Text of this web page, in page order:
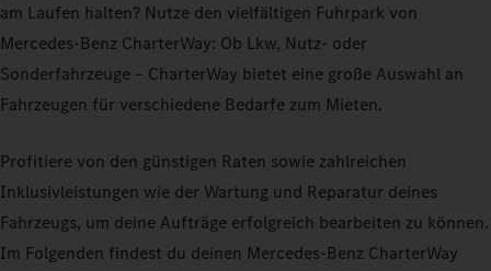
am Laufen halten? Nutze den vielfältigen Fuhrpark von
Mercedes-Benz CharterWay: Ob Lkw, Nutz- oder
Sonderfahrzeuge – CharterWay bietet eine große Auswahl an
Fahrzeugen für verschiedene Bedarfe zum Mieten.
Profitiere von den günstigen Raten sowie zahlreichen
Inklusivleistungen wie der Wartung und Reparatur deines
Fahrzeugs, um deine Aufträge erfolgreich bearbeiten zu können.
Im Folgenden findest du deinen Mercedes-Benz CharterWay